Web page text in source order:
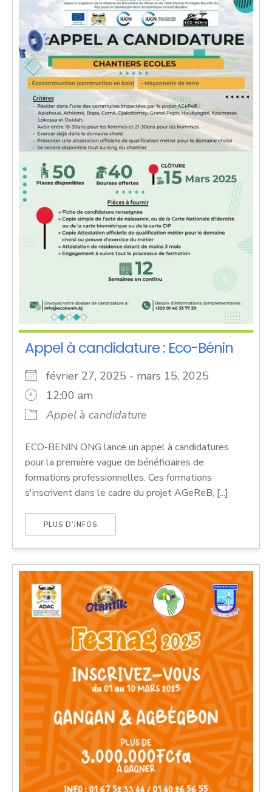
Appel à candidature : Eco-Bénin
février 27, 2025 - mars 15, 2025
12:00 am
Appel à candidature
ECO-BENIN ONG lance un appel à candidatures
pour la première vague de bénéficiaires de
formations professionnelles. Ces formations
s'inscrivent dans le cadre du projet AGeReB, [...]
PLUS D’INFOS